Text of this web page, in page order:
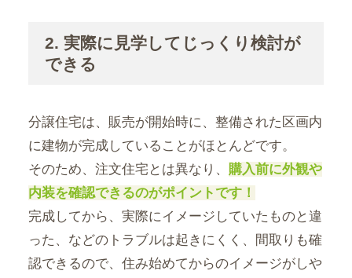
2. 実際に見学してじっくり検討が
できる
分譲住宅は、販売が開始時に、整備された区画内
に建物が完成していることがほとんどです。
そのため、注文住宅とは異なり、 購入前に外観や
内装を確認できるのがポイントです！
完成してから、実際にイメージしていたものと違
った、などのトラブルは起きにくく、間取りも確
認できるので、住み始めてからのイメージがしや